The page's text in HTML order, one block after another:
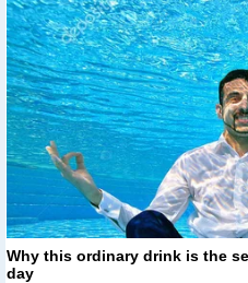
Why this ordinary drink is the
day